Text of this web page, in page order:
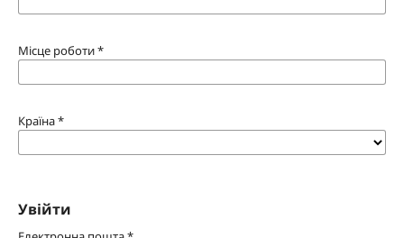
Місце роботи*
Країна*
Увійти